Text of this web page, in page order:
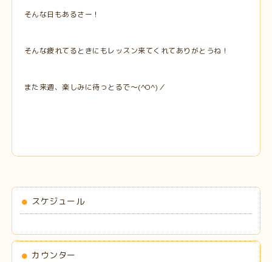
そんな日もあるさー！
そんな疲れてるときにもレッスン来てくれてありがとうね！
また来週、楽しみに待っとるで～(^O^)／
スケジュール
カウンター